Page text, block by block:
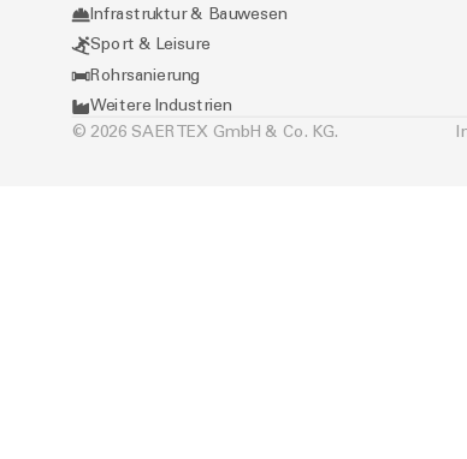
Infrastruktur & Bauwesen
Sport & Leisure
Rohrsanierung
Weitere Industrien
© 2026 SAERTEX GmbH & Co. KG.